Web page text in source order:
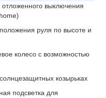
выключения
руля по высоте и
колесо с возможностью
козырьках
подсветка для